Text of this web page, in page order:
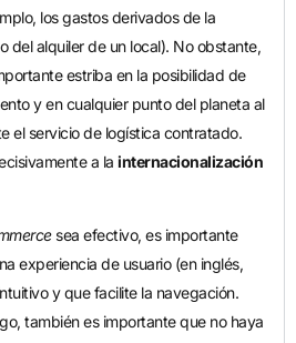
los gastos derivados de la
del alquiler de un local). No obstante,
estriba en la posibilidad de
y en cualquier punto del planeta al
el servicio de logística contratado.
a la internacionalización
sea efectivo, es importante
experiencia de usuario (en inglés,
y que facilite la navegación.
también es importante que no haya